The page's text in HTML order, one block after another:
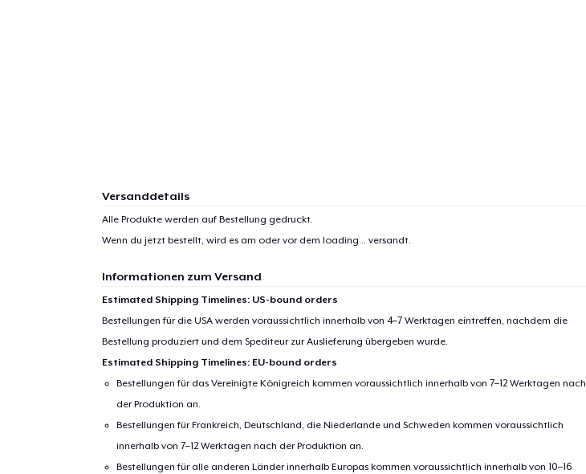
Versanddetails
Alle Produkte werden auf Bestellung gedruckt.
Wenn du jetzt bestellt, wird es am oder vor dem loading... versandt.
Informationen zum Versand
Estimated Shipping Timelines: US-bound orders
Bestellungen für die USA werden voraussichtlich innerhalb von 4–7 Werktagen eintreffen, nachdem die
Bestellung produziert und dem Spediteur zur Auslieferung übergeben wurde.
Estimated Shipping Timelines: EU-bound orders
Bestellungen für das Vereinigte Königreich kommen voraussichtlich innerhalb von 7–12 Werktagen nach
der Produktion an.
Bestellungen für Frankreich, Deutschland, die Niederlande und Schweden kommen voraussichtlich
innerhalb von 7–12 Werktagen nach der Produktion an.
Bestellungen für alle anderen Länder innerhalb Europas kommen voraussichtlich innerhalb von 10–16
1Artikel wurde zum